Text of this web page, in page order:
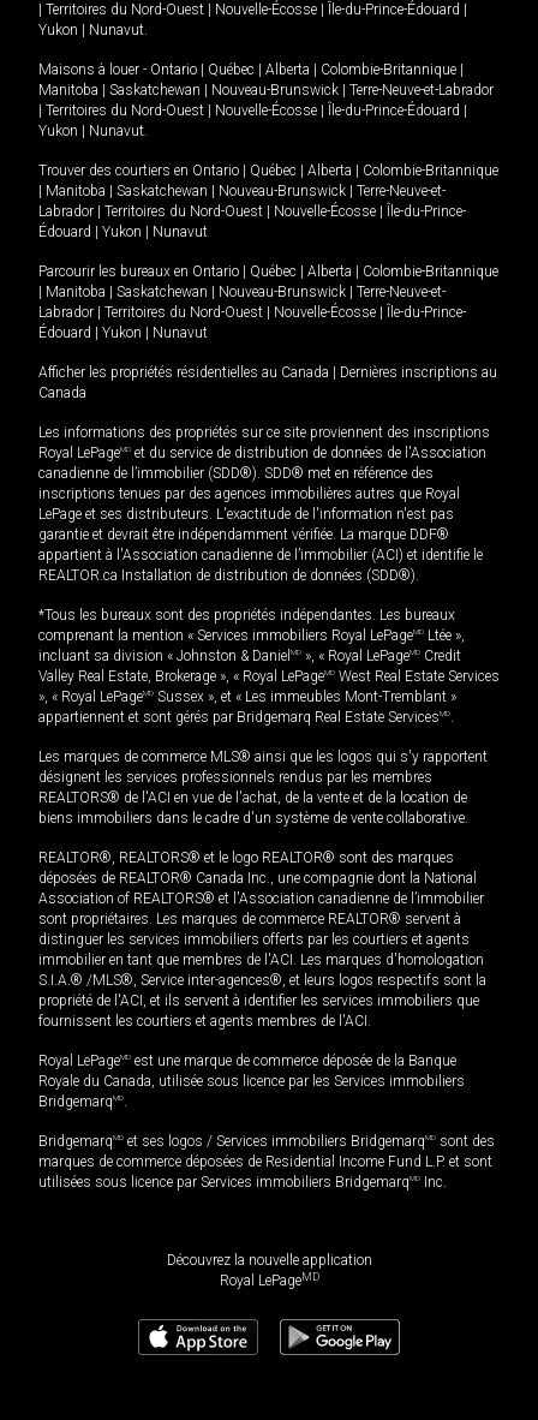
Territoires du Nord-Ouest Nouvelle-Écosse Île-du-Prince-Édouard
Yukon
Nunavut.
Maisons à louer - Ontario Québec Alberta Colombie-Britannique
Manitoba
Saskatchewan Nouveau-Brunswick
Terre-Neuve-et-Labrador
Territoires du Nord-Ouest Nouvelle-Écosse Île-du-Prince-Édouard
Yukon
Nunavut.
Trouver des courtiers en Ontario Québec Alberta
Colombie-Britannique
Manitoba Saskatchewan Nouveau-Brunswick
Terre-Neuve-et-
Labrador
Territoires du Nord-Ouest Nouvelle-Écosse
Île-du-Prince-
Édouard
Yukon Nunavut
Parcourir les bureaux en Ontario Québec Alberta
Colombie-Britannique
Manitoba Saskatchewan Nouveau-Brunswick
Terre-Neuve-et-
Labrador
Territoires du Nord-Ouest Nouvelle-Écosse
Île-du-Prince-
Édouard
Yukon Nunavut
Afficher les propriétés résidentielles au Canada
Dernières inscriptions au
Canada
Les informations des propriétés sur ce site proviennent des inscriptions
Royal LePageMD et du service de distribution de données de l'Association
canadienne de l’immobilier (SDD®). SDD® met en référence des
inscriptions tenues par des agences immobilières autres que Royal
LePage et ses distributeurs. L'exactitude de l'information n'est pas
garantie et devrait être indépendamment vérifiée. La marque DDF®
appartient à l'Association canadienne de l’immobilier (ACI) et identifie le
REALTOR.ca Installation de distribution de données (SDD®).
*Tous les bureaux sont des propriétés indépendantes. Les bureaux
comprenant la mention « Services immobiliers Royal LePageMD Ltée »,
incluant sa division « Johnston & Daniel MD », « Royal LePageMD Credit
Valley Real Estate, Brokerage », « Royal LePageMD West Real Estate Services
», « Royal LePageMD Sussex », et « Les immeubles Mont-Tremblant »
appartiennent et sont gérés par Bridgemarq Real Estate ServicesMD.
Les marques de commerce MLS® ainsi que les logos qui s'y rapportent
désignent les services professionnels rendus par les membres
REALTORS® de l'ACI en vue de l'achat, de la vente et de la location de
biens immobiliers dans le cadre d'un système de vente collaborative.
REALTOR®, REALTORS® et le logo REALTOR® sont des marques
déposées de REALTOR® Canada Inc., une compagnie dont la National
Association of REALTORS® et l'Association canadienne de l’immobilier
sont propriétaires. Les marques de commerce REALTOR® servent à
distinguer les services immobiliers offerts par les courtiers et agents
immobilier en tant que membres de l'ACI. Les marques d'homologation
S.I.A.® /MLS®, Service inter-agences®, et leurs logos respectifs sont la
propriété de l'ACI, et ils servent à identifier les services immobiliers que
fournissent les courtiers et agents membres de l'ACI.
Royal LePageMD est une marque de commerce déposée de la Banque
Royale du Canada, utilisée sous licence par les Services immobiliers
BridgemarqMD.
BridgemarqMD et ses logos / Services immobiliers BridgemarqMD sont des
marques de commerce déposées de Residential Income Fund L.P. et sont
utilisées sous licence par Services immobiliers BridgemarqMD Inc.
Découvrez la nouvelle application
Royal LePageMD